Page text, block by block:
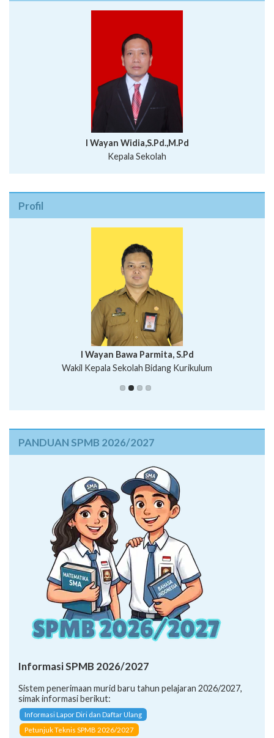
I Wayan Widia,S.Pd.,M.Pd
Kepala Sekolah
Profil
Putu Suhartana, S.Pd.
I Wayan Bawa Parmita, S.Pd
Wakil Kepala Sekolah Bidang Kurikulum
I Wayan Gede Aditya Pratita, S.Pd., M.Sn
Ni Wayan Nopi Sutantri, S.Pd.
PANDUAN SPMB 2026/2027
Informasi SPMB 2026/2027
Sistem penerimaan murid baru tahun pelajaran 2026/2027,
simak informasi berikut:
Informasi Lapor Diri dan Daftar Ulang
Petunjuk Teknis SPMB 2026/2027